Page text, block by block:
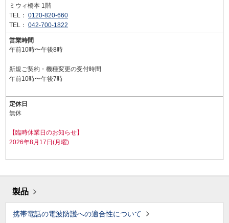
ミウィ橋本 1階
TEL： 0120-820-660
TEL： 042-700-1822
営業時間
午前10時〜午後8時
新規ご契約・機種変更の受付時間
午前10時〜午後7時
定休日
無休
【臨時休業日のお知らせ】
2026年8月17日(月曜)
製品
携帯電話の電波防護への適合性について